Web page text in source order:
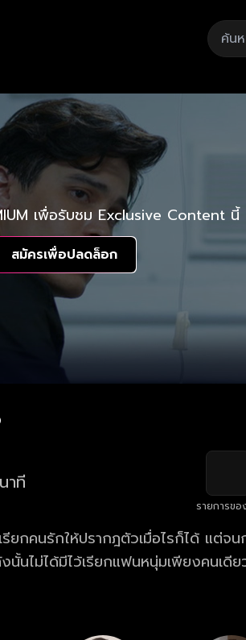
เพื่อรับชม Exclusive Content นี้
สมัครเพื่อปลดล็อก
าที
รายการขอ
กคนรักให้ปรากฎตัวเมื่อไรก็ได้ แต่จน
นไม่ได้มีไว้เรียกแฟนหนุ่มเพียงคนเดีย